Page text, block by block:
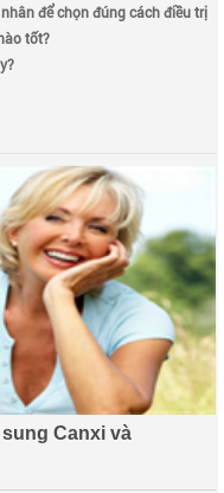
để chọn đúng cách điều trị
tốt?
Canxi và